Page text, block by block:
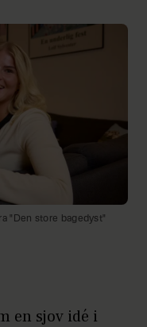
"Den store bagedyst"
en sjov idé i